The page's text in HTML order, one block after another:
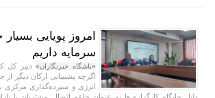
امروز پویایی بسیار
سرمایه داریم
«باشگاه خبرنگاران»دبیر کل
اگرچه پشتیبانی ارکان دیگر
انرژی و سپرده‌گذاری مرکزی